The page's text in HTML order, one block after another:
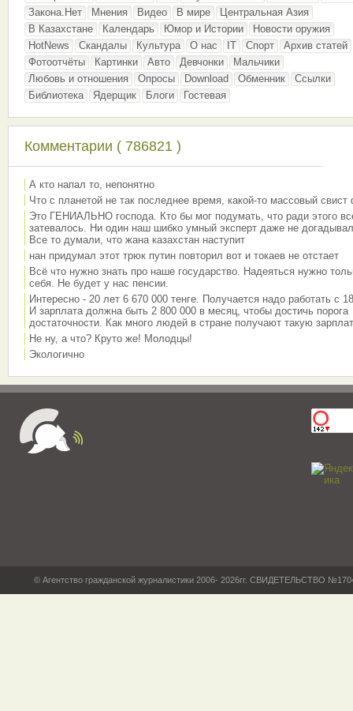
Закона.Нет
Мнения Видео В мире
Центральная Азия
В Казахстане
Календарь Юмор и Истории
Новости оружия
HotNews
Скандалы Культура О нас IT Спорт
Архив статей
Фотоотчёты
Картинки Авто Девчонки
Мальчики
Любовь и отношения
Опросы Download Обменник
Ссылки
Библиотека
Ядерщик Блоги Гостевая
Комментарии ( 786821 )
А кто напал то, непонятно
Что с планетой не так последнее время, какой-то массовый свист
Это ГЕНИАЛЬНО господа. Кто бы мог подумать, что ради этого
затевалось. Ни один наш шибко умный эксперт даже не
Все то думали, что жана казахстан наступит
нан придумал этот трюк путин повторил вот и токаев не отстает
Всё что нужно знать про наше государство. Надеяться нужно
себя. Не будет у нас пенсии.
Интересно - 20 лет 6 670 000 тенге. Получается надо работать с
И зарплата должна быть 2 800 000 в месяц, чтобы достичь порога
достаточности. Как много людей в стране получают такую
Не ну, а что? Круто же! Молодцы!
Экологично
© Агентство гражданской журналистики 2006- 2026гг. СВИДЕТЕЛЬСТВО